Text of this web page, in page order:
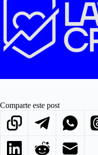
Comparte este post